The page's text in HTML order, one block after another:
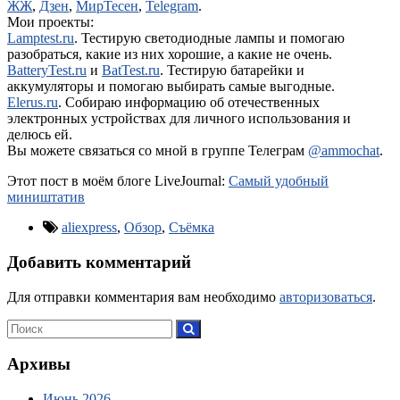
ЖЖ, Дзен, МирТесен, Telegram.
Мои проекты:
Lamptest.ru. Тестирую светодиодные лампы и помогаю
разобраться, какие из них хорошие, а какие не очень.
BatteryTest.ru и BatTest.ru. Тестирую батарейки и
аккумуляторы и помогаю выбирать самые выгодные.
Elerus.ru. Собираю информацию об отечественных
электронных устройствах для личного использования и
делюсь ей.
Вы можете связаться со мной в группе Телеграм @ammochat.
Этот пост в моём блоге LiveJournal: Самый удобный
миништатив
aliexpress, Обзор, Съёмка
Добавить комментарий
Для отправки комментария вам необходимо авторизоваться.
Архивы